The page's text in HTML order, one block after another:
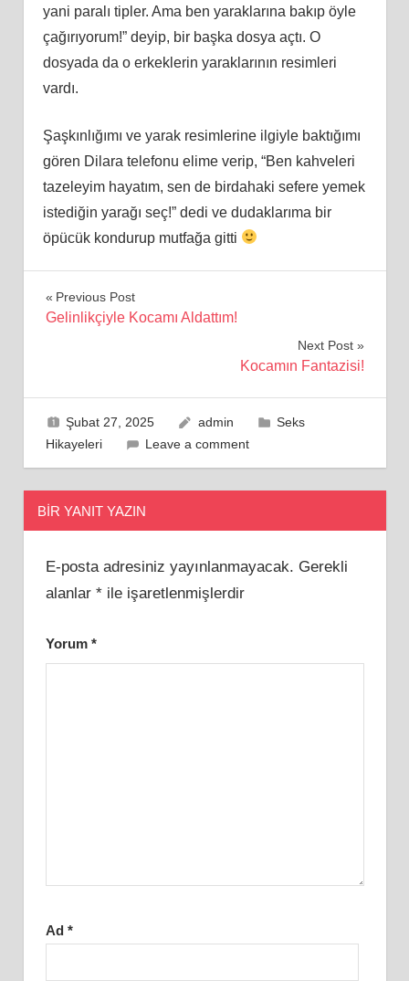
yani paralı tipler. Ama ben yaraklarına bakıp öyle
çağırıyorum!” deyip, bir başka dosya açtı. O
dosyada da o erkeklerin yaraklarının resimleri
vardı.
Şaşkınlığımı ve yarak resimlerine ilgiyle baktığımı
gören Dilara telefonu elime verip, “Ben kahveleri
tazeleyim hayatım, sen de birdahaki sefere yemek
istediğin yarağı seç!” dedi ve dudaklarıma bir
öpücük kondurup mutfağa gitti
Yazı
Previous Post
Gelinlikçiyle Kocamı Aldattım!
Next Post
Kocamın Fantazisi!
Şubat 27, 2025 admin
Seks
Hikayeleri
Leave a comment
BIR YANIT YAZIN
E-posta adresiniz yayınlanmayacak. Gerekli
alanlar *ile işaretlenmişlerdir
Yorum *
Ad *